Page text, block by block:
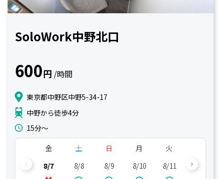
SoloWork中野北口
600円 /時間
東京都中野区中野5-34-17
中野から徒歩4分
15分〜
金
8/7
土
8/8
日
8/9
月
8/10
火
8/11
8/12